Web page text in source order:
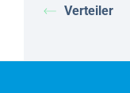
Verteiler